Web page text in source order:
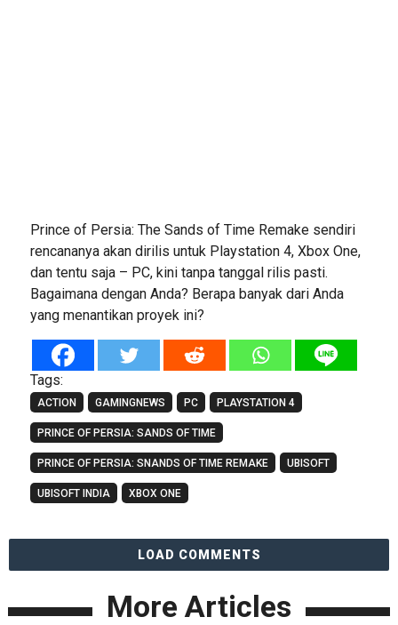
Prince of Persia: The Sands of Time Remake sendiri
rencananya akan dirilis untuk Playstation 4, Xbox One,
dan tentu saja – PC, kini tanpa tanggal rilis pasti.
Bagaimana dengan Anda? Berapa banyak dari Anda
yang menantikan proyek ini?
Tags:
ACTION GAMINGNEWS PC PLAYSTATION 4
PRINCE OF PERSIA: SANDS OF TIME
PRINCE OF PERSIA: SNANDS OF TIME REMAKE UBISOFT
UBISOFT INDIA XBOX ONE
LOAD COMMENTS
More Articles